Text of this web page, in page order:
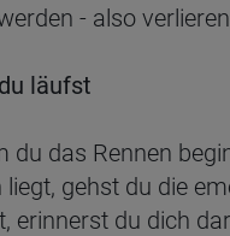
- also
läufst
du das Rennen
gehst du die
erinnerst du dich